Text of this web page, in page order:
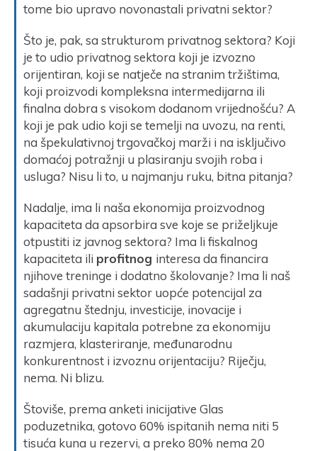
tome bio upravo novonastali privatni sektor?
Što je, pak, sa strukturom privatnog sektora? Koji
je to udio privatnog sektora koji je izvozno
orijentiran, koji se natječe na stranim tržištima,
koji proizvodi kompleksna intermedijarna ili
finalna dobra s visokom dodanom vrijednošću? A
koji je pak udio koji se temelji na uvozu, na renti,
na špekulativnoj trgovačkoj marži i na isključivo
domaćoj potražnji u plasiranju svojih roba i
usluga? Nisu li to, u najmanju ruku, bitna pitanja?
Nadalje, ima li naša ekonomija proizvodnog
kapaciteta da apsorbira sve koje se priželjkuje
otpustiti iz javnog sektora? Ima li fiskalnog
kapaciteta ili profitnog interesa da financira
njihove treninge i dodatno školovanje? Ima li naš
sadašnji privatni sektor uopće potencijal za
agregatnu štednju, investicije, inovacije i
akumulaciju kapitala potrebne za ekonomiju
razmjera, klasteriranje, međunarodnu
konkurentnost i izvoznu orijentaciju? Riječju,
nema. Ni blizu.
Štoviše, prema anketi inicijative Glas
poduzetnika, gotovo 60% ispitanih nema niti 5
tisuća kuna u rezervi, a preko 80% nema 20